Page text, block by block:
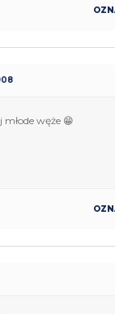
młode węże 😁